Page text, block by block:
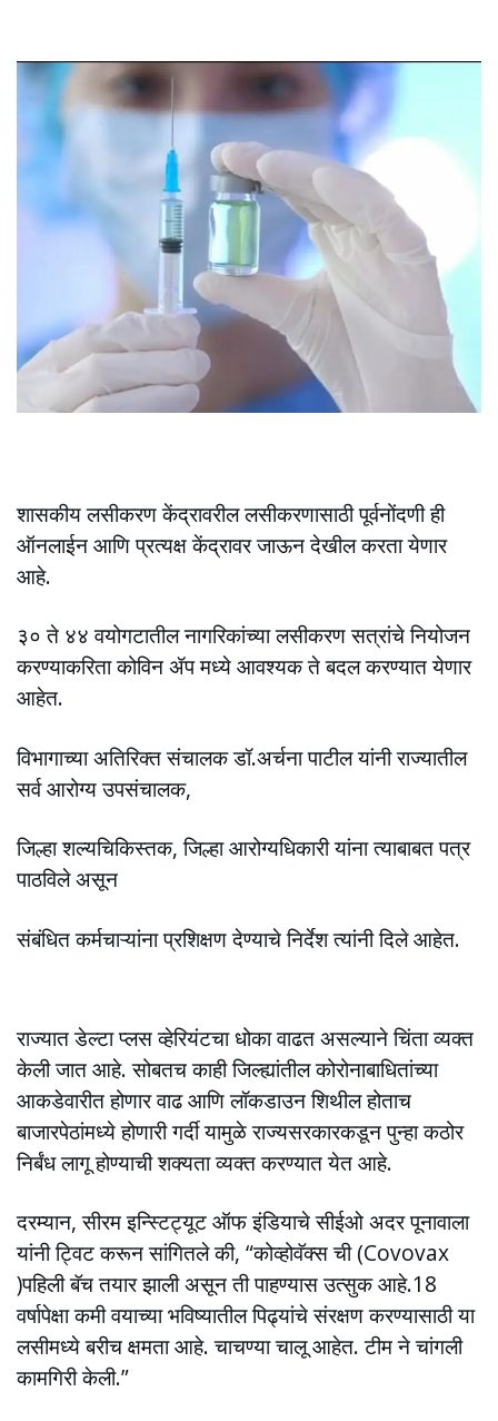
शासकीय लसीकरण केंद्रावरील लसीकरणासाठी पूर्वनोंदणी ही
ऑनलाईन आणि प्रत्यक्ष केंद्रावर जाऊन देखील करता येणार
आहे.
३० ते ४४ वयोगटातील नागरिकांच्या लसीकरण सत्रांचे नियोजन
करण्याकरिता कोविन ॲप मध्ये आवश्यक ते बदल करण्यात येणार
आहेत.
विभागाच्या अतिरिक्त संचालक डॉ.अर्चना पाटील यांनी राज्यातील
सर्व आरोग्य उपसंचालक,
जिल्हा शल्यचिकिस्तक, जिल्हा आरोग्यधिकारी यांना त्याबाबत पत्र
पाठविले असून
संबंधित कर्मचाऱ्यांना प्रशिक्षण देण्याचे निर्देश त्यांनी दिले आहेत.
राज्यात डेल्टा प्लस व्हेरियंटचा धोका वाढत असल्याने चिंता व्यक्त
केली जात आहे. सोबतच काही जिल्ह्यांतील कोरोनाबाधितांच्या
आकडेवारीत होणार वाढ आणि लॉकडाउन शिथील होताच
बाजारपेठांमध्ये होणारी गर्दी यामुळे राज्यसरकारकडून पुन्हा कठोर
निर्बंध लागू होण्याची शक्यता व्यक्त करण्यात येत आहे.
दरम्यान, सीरम इन्स्टिट्यूट ऑफ इंडियाचे सीईओ अदर पूनावाला
यांनी ट्विट करून सांगितले की, “कोव्होवॅक्स ची (Covovax
)पहिली बॅच तयार झाली असून ती पाहण्यास उत्सुक आहे.18
वर्षापेक्षा कमी वयाच्या भविष्यातील पिढ्यांचे संरक्षण करण्यासाठी या
लसीमध्ये बरीच क्षमता आहे. चाचण्या चालू आहेत. टीम ने चांगली
कामगिरी केली.”